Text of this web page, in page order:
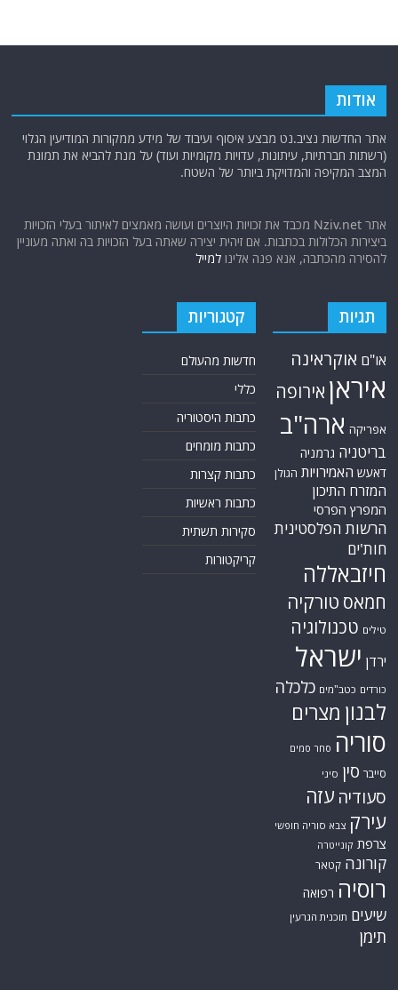
אודות
אתר החדשות נציב.נט מבצע איסוף ועיבוד של מידע ממקורות המודיעין הגלוי
(רשתות חברתיות, עיתונות, עדויות מקומיות ועוד) על מנת להביא את תמונת
המצב המקיפה והמדויקת ביותר של השטח.
אתר Nziv.net מכבד את זכויות היוצרים ועושה מאמצים לאיתור בעלי הזכויות
ביצירות הכלולות בכתבות. אם זיהית יצירה שאתה בעל הזכויות בה ואתה מעוניין
להסירה מהכתבה, אנא פנה אלינולמייל
תגיות
או"ם אוקראינה
איראן אירופה
אפריקה ארה"ב
בריטניה גרמניה
דאעש האמירויות הגולן
המזרח התיכון
המפרץ הפרסי
הרשות הפלסטינית
חות'ים
חיזבאללה
חמאס טורקיה
טילים טכנולוגיה
ירדן ישראל
כורדים כטב"מים כלכלה
לבנון מצרים
סוריה סחר סמים
סייבר סין סיני
סעודיה עזה
עירק צבא סוריה חופשי
צרפת קונייטרה
קורונה קטאר
רוסיה רפואה
שיעים תוכנית הגרעין
תימן
קטגוריות
חדשות מהעולם
כללי
כתבות היסטוריה
כתבות מומחים
כתבות קצרות
כתבות ראשיות
סקירות תשתית
קריקטורות